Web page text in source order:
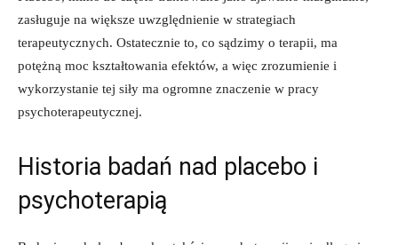
zasługuje na większe uwzględnienie w strategiach
terapeutycznych. Ostatecznie to, co sądzimy o terapii, ma
potężną moc kształtowania efektów, a więc zrozumienie i
wykorzystanie tej siły ma ogromne znaczenie w pracy
psychoterapeutycznej.
Historia badań nad placebo i
psychoterapią